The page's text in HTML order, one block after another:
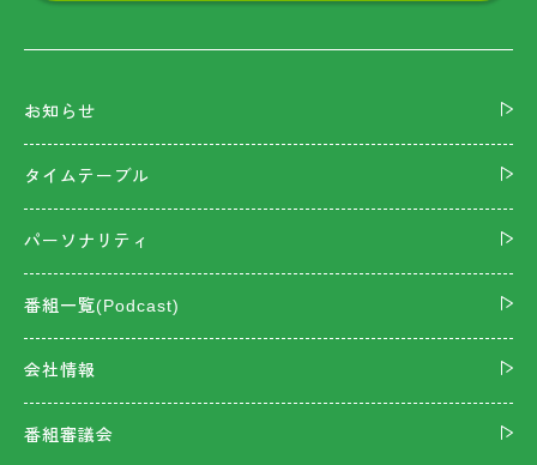
お知らせ
タイムテーブル
パーソナリティ
番組一覧(Podcast)
会社情報
番組審議会